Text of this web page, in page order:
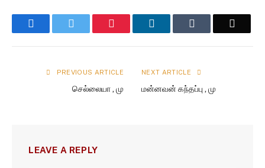
Facebook Pinterest LinkedIn
PREVIOUS ARTICLE
செல்லையா , மு
NEXT ARTICLE
மன்னவன் கந்தப்பு , மு
LEAVE A REPLY